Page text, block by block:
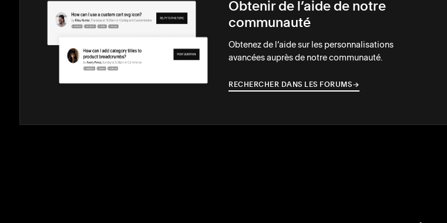
Obtenir de l’aide de notre
communauté
Obtenez de l’aide sur les personnalisations
avancées auprès de notre communauté.
RECHERCHER DANS LES FORUMS→
→